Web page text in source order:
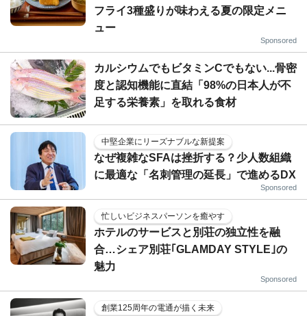
フライ3種盛りが味わえる夏の限定メニ
ュー
Sponsored
カルシウムでもビタミンCでもない...骨密
度と認知機能に直結「98%の日本人が不
足する栄養素」を取れる食材
中堅企業にリーズナブルな新提案
なぜ複雑なSFAは挫折する？少人数組織
に最適な「名刺管理の延長」で進めるDX
Sponsored
忙しいビジネスパーソンを癒やす
ホテルのサービスと別荘の独立性を融
合…シェア別荘｢GLAMDAY STYLE｣の
魅力
Sponsored
創業125周年の電通が描く未来